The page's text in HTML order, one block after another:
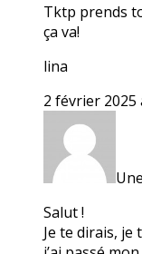
Tktp prends
ça va!
lina
2 février 2025
Salut !
Je te dirais, je